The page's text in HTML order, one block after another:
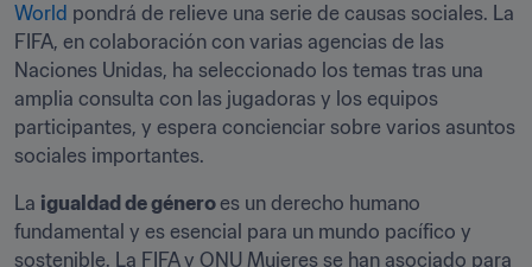
World pondrá de relieve una serie de causas sociales. La
FIFA, en colaboración con varias agencias de las
Naciones Unidas, ha seleccionado los temas tras una
amplia consulta con las jugadoras y los equipos
participantes, y espera concienciar sobre varios asuntos
sociales importantes.
La igualdad de género es un derecho humano
fundamental y es esencial para un mundo pacífico y
sostenible. La FIFA y ONU Mujeres se han asociado para